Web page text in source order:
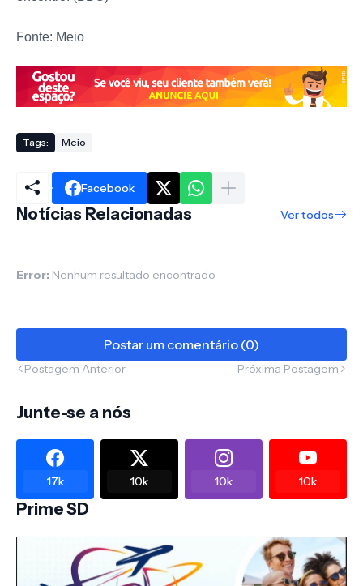
Fonte: Meio
Tags: Meio
Facebook
Notícias Relacionadas Ver todos
Error: Nenhum resultado encontrado
Postar um comentário (0)
Postagem Anterior Próxima Postagem
Junte-se a nós
17k 10k 10k 10k
Prime SD